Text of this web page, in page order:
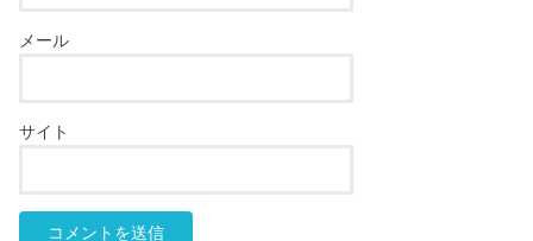
メール
サイト